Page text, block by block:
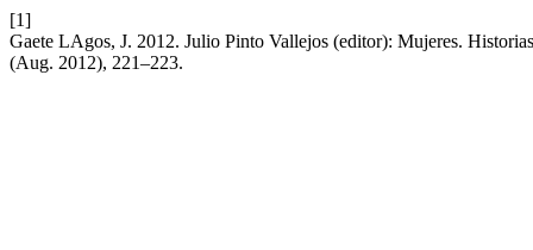
[1]
Gaete LAgos, J. 2012. Julio Pinto Vallejos (editor): Mujeres.
(Aug. 2012), 221–223.